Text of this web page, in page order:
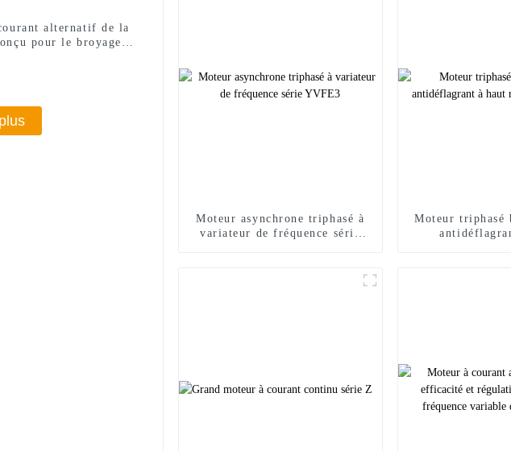
alternatif de la
pour le broyage
Moteur asynchrone triphasé à
variateur de fréquence série
Moteur triphasé